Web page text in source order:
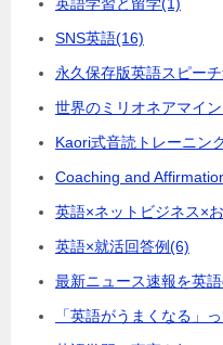
SNS英語(16)
永久保存版英語スピー
世界のミリオネアマイ
Kaori式音読トレーニン
Coaching and
英語×ネットビジネス×
英語×就活回答例(6)
最新ニュース速報を英
「英語がうまくなる」